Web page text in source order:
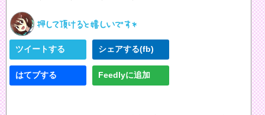
ツイートする シェアする(fb)
はてブする Feedlyに追加